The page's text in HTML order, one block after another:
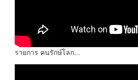
รายการ คนรักษ์โลก...